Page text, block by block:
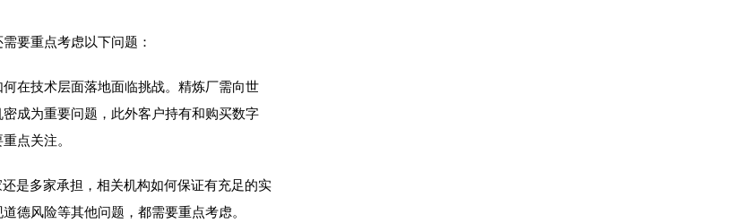
要重点考虑以下问题：
技术层面落地面临挑战。精炼厂需向世
成为重要问题，此外客户持有和购买数字
点关注。
多家承担，相关机构如何保证有充足的实
德风险等其他问题，都需要重点考虑。